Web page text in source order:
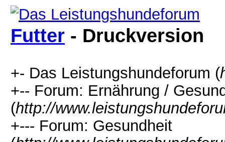
Futter - Druckversion
+- Das Leistungshundeforum (
+-- Forum: Ernährung /
(http://
+--- Forum: Gesundheit